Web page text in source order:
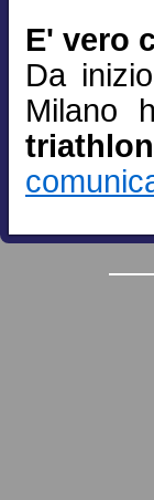
E' vero
Da
Milano
triathlon